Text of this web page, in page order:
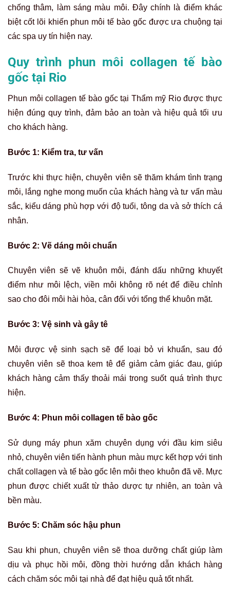
chống thâm, làm sáng màu môi. Đây chính là điểm khác
biệt cốt lõi khiến phun môi tế bào gốc được ưa chuộng tại
các spa uy tín hiện nay.
Quy trình phun môi collagen tế bào
gốc tại Rio
Phun môi collagen tế bào gốc tại Thẩm mỹ Rio được thực
hiện đúng quy trình, đảm bảo an toàn và hiệu quả tối ưu
cho khách hàng.
Bước 1: Kiểm tra, tư vấn
Trước khi thực hiện, chuyên viên sẽ thăm khám tình trạng
môi, lắng nghe mong muốn của khách hàng và tư vấn màu
sắc, kiểu dáng phù hợp với độ tuổi, tông da và sở thích cá
nhân.
Bước 2: Vẽ dáng môi chuẩn
Chuyên viên sẽ vẽ khuôn môi, đánh dấu những khuyết
điểm như môi lệch, viền môi không rõ nét để điều chỉnh
sao cho đôi môi hài hòa, cân đối với tổng thể khuôn mặt.
Bước 3: Vệ sinh và gây tê
Môi được vệ sinh sạch sẽ để loại bỏ vi khuẩn, sau đó
chuyên viên sẽ thoa kem tê để giảm cảm giác đau, giúp
khách hàng cảm thấy thoải mái trong suốt quá trình thực
hiện.
Bước 4: Phun môi collagen tế bào gốc
Sử dụng máy phun xăm chuyên dụng với đầu kim siêu
nhỏ, chuyên viên tiến hành phun màu mực kết hợp với tinh
chất collagen và tế bào gốc lên môi theo khuôn đã vẽ. Mực
phun được chiết xuất từ thảo dược tự nhiên, an toàn và
bền màu.
Bước 5: Chăm sóc hậu phun
Sau khi phun, chuyên viên sẽ thoa dưỡng chất giúp làm
dịu và phục hồi môi, đồng thời hướng dẫn khách hàng
cách chăm sóc môi tại nhà để đạt hiệu quả tốt nhất.